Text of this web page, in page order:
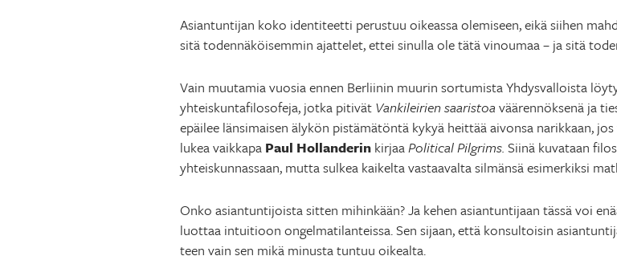
Asiantuntijan koko identiteetti perustuu oikeassa olemiseen, eikä siihen
sitä todennäköisemmin ajattelet, ettei sinulla ole tätä vinoumaa – ja sitä
Vain muutamia vuosia ennen Berliinin muurin sortumista Yhdysvalloista
yhteiskuntafilosofeja, jotka pitivät Vankileirien saaristoa väärennöksenä ja
epäilee länsimaisen älykön pistämätöntä kykyä heittää aivonsa narikkaan,
lukea vaikkapa Paul Hollanderin kirjaaPolitical Pilgrims. Siinä kuvataan
yhteiskunnassaan, mutta sulkea kaikelta vastaavalta silmänsä esimerkiksi
Onko asiantuntijoista sitten mihinkään? Ja kehen asiantuntijaan tässä voi
luottaa intuitioon ongelmatilanteissa. Sen sijaan, että konsultoisin
teen vain sen mikä minusta tuntuu oikealta.